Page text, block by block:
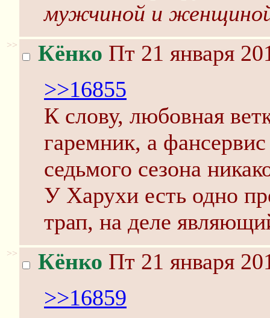
мужчиной и
>> Кёнко Пт 21 января
>>16855
К слову, любовная
гаремник, а
седьмого сезона
У Харухи есть одно
трап, на деле
>> Кёнко Пт 21 января
>>16859